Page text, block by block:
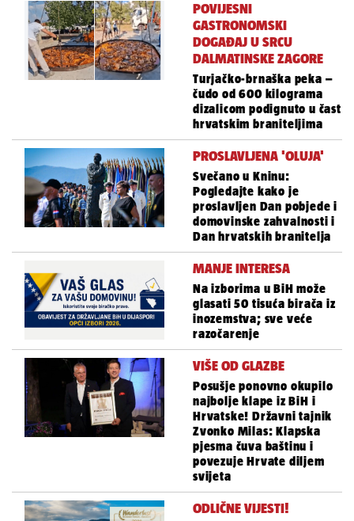
POVIJESNI
GASTRONOMSKI
DOGAĐAJ U SRCU
DALMATINSKE ZAGORE
Turjačko-brnaška peka –
čudo od 600 kilograma
dizalicom podignuto u čast
hrvatskim braniteljima
PROSLAVLJENA 'OLUJA'
Svečano u Kninu:
Pogledajte kako je
proslavljen Dan pobjede i
domovinske zahvalnosti i
Dan hrvatskih branitelja
MANJE INTERESA
Na izborima u BiH može
glasati 50 tisuća birača iz
inozemstva; sve veće
razočarenje
VIŠE OD GLAZBE
Posušje ponovno okupilo
najbolje klape iz BiH i
Hrvatske! Državni tajnik
Zvonko Milas: Klapska
pjesma čuva baštinu i
povezuje Hrvate diljem
svijeta
ODLIČNE VIJESTI!